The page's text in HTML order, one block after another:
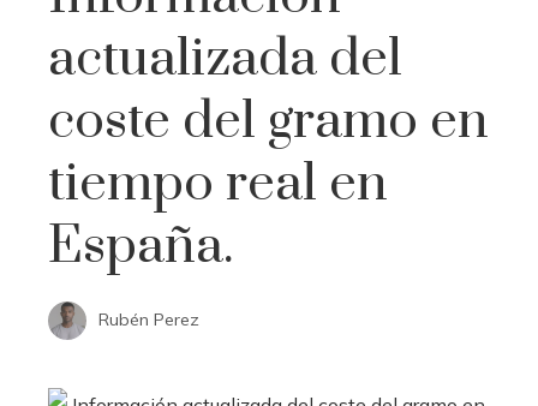
actualizada del
coste del gramo en
tiempo real en
España.
Rubén Perez